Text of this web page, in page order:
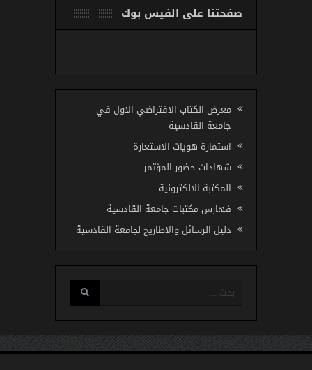
صفحتنا على الفيس بوك
معرض الكتاب الافتراضي الاول في
جامعة القادسية
استمارة هويات الاستعارة
شهادات حضور المؤتمر
المكتبة الالكترونية
فهارس مكتبات جامعة القادسية
دليل الرسائل والاطاريح لجامعة القادسية